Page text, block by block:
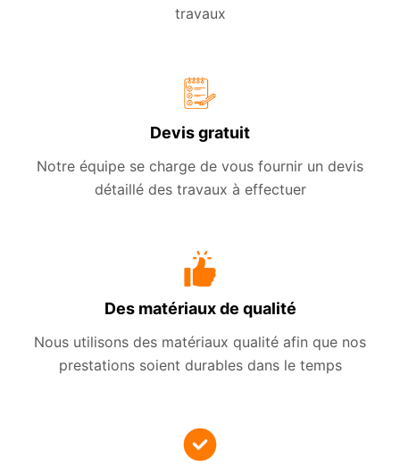
travaux
Devis gratuit
Notre équipe se charge de vous fournir un devis
détaillé des travaux à effectuer
Des matériaux de qualité
Nous utilisons des matériaux qualité afin que nos
prestations soient durables dans le temps